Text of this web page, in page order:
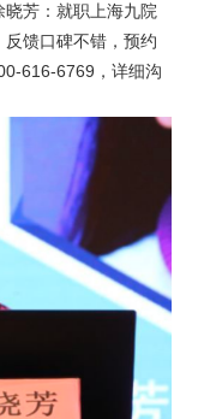
芳：就职上海九院
馈口碑不错，预约
616-6769，详细沟